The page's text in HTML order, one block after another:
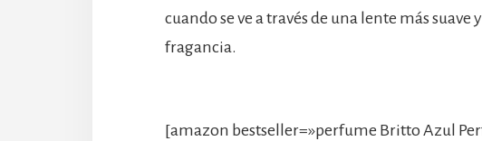
cuando se ve a través de una lente más
fragancia.
[amazon bestseller=»perfume Britto Azul